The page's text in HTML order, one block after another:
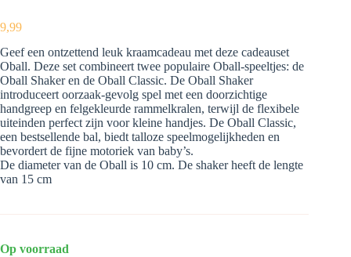
9,99
Geef een ontzettend leuk kraamcadeau met deze cadeauset
Oball. Deze set combineert twee populaire Oball-speeltjes: de
Oball Shaker en de Oball Classic. De Oball Shaker
introduceert oorzaak-gevolg spel met een doorzichtige
handgreep en felgekleurde rammelkralen, terwijl de flexibele
uiteinden perfect zijn voor kleine handjes. De Oball Classic,
een bestsellende bal, biedt talloze speelmogelijkheden en
bevordert de fijne motoriek van baby’s.
De diameter van de Oball is 10 cm. De shaker heeft de lengte
van 15 cm
Op voorraad